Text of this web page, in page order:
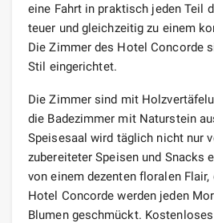
eine Fahrt in praktisch jeden Teil
teuer und gleichzeitig zu einem
Die Zimmer des Hotel Concorde
Stil eingerichtet.
Die Zimmer sind mit
die Badezimmer mit Naturstein
Speisesaal wird täglich nicht nur
zubereiteter Speisen und Snacks
von einem dezenten floralen Flair,
Hotel Concorde werden jeden
Blumen geschmückt.